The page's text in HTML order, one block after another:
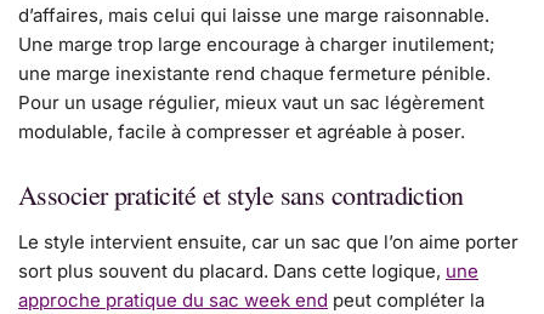
d’affaires, mais celui qui laisse une marge raisonnable.
Une marge trop large encourage à charger inutilement;
une marge inexistante rend chaque fermeture pénible.
Pour un usage régulier, mieux vaut un sac légèrement
modulable, facile à compresser et agréable à poser.
Associer praticité et style sans contradiction
Le style intervient ensuite, car un sac que l’on aime porter
sort plus souvent du placard. Dans cette logique, une
approche pratique du sac week end peut compléter la